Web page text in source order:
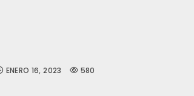
ENERO 16, 2023 580